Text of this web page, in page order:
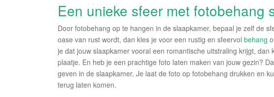
Een unieke sfeer met fotobehang
Door fotobehang op te hangen in de slaapkamer, bepaal je zelf de
oase van rust wordt, dan kies je voor een rustig en sfeervol behang
je dat jouw slaapkamer vooral een romantische uitstraling krijgt,
plaatje. En heb je een prachtige foto laten maken van jouw gezin?
geven in de slaapkamer. Je laat de foto op fotobehang drukken en
terug laten komen.